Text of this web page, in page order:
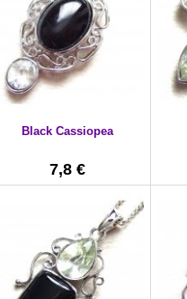
Black Cassiopea
7,8 €